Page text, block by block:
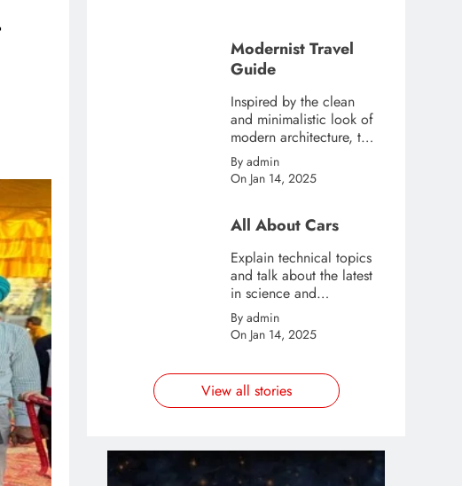
Modernist Travel
Guide
Inspired by the clean
and minimalistic look of
modern architecture, this
template is great for
creating stories about
urban and city tourism.
By admin
On Jan 14, 2025
All About Cars
Explain technical topics
and talk about the latest
in science and
technology with this
clean and futuristic
template.
By admin
On Jan 14, 2025
View all stories